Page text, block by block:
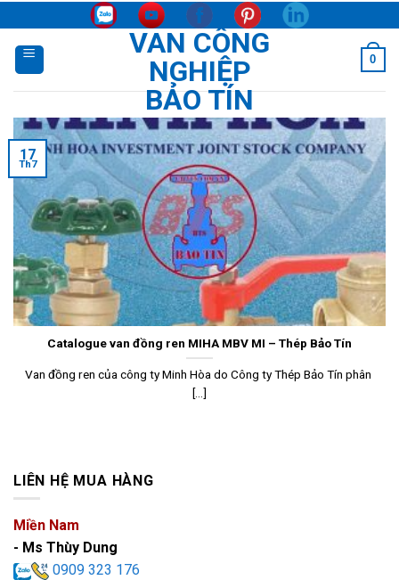
content
VAN CÔNG
NGHIỆP
BẢO TÍN
0
Catalogue van đồng ren MIHA MBV MI – Thép Bảo Tín
Van đồng ren của công ty Minh Hòa do Công ty Thép Bảo Tín phân
[...]
17
Th7
LIÊN HỆ MUA HÀNG
Miền Nam
- Ms Thùy Dung
0909 323 176